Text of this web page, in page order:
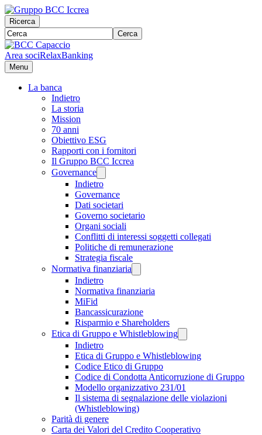
Ricerca
Cerca
Area sociRelaxBanking
Menu
La banca
Indietro
La storia
Mission
70 anni
Obiettivo ESG
Rapporti con i fornitori
Il Gruppo BCC Iccrea
Governance
Indietro
Governance
Dati societari
Governo societario
Organi sociali
Conflitti di interessi soggetti collegati
Politiche di remunerazione
Strategia fiscale
Normativa finanziaria
Indietro
Normativa finanziaria
MiFid
Bancassicurazione
Risparmio e Shareholders
Etica di Gruppo e Whistleblowing
Indietro
Etica di Gruppo e Whistleblowing
Codice Etico di Gruppo
Codice di Condotta Anticorruzione di Gruppo
Modello organizzativo 231/01
Il sistema di segnalazione delle violazioni
(Whistleblowing)
Parità di genere
Carta dei Valori del Credito Cooperativo